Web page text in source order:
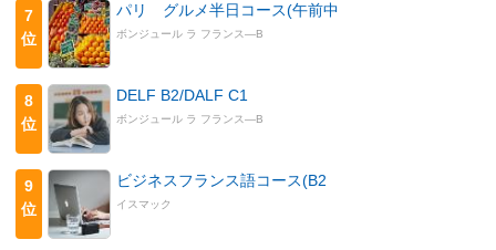
7
位
パリ グルメ半日コース(午前中
ボンジュール ラ フランス―B
8
位
DELF B2/DALF C1
ボンジュール ラ フランス―B
9
位
ビジネスフランス語コース(B2
イスマック